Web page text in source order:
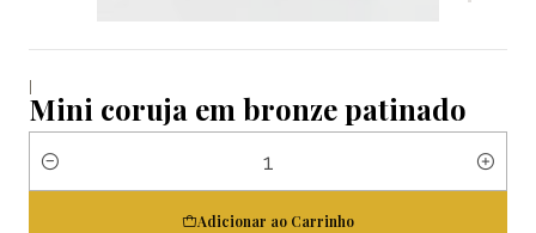
|
Mini coruja em bronze patinado
Quantidade
Adicionar ao Carrinho